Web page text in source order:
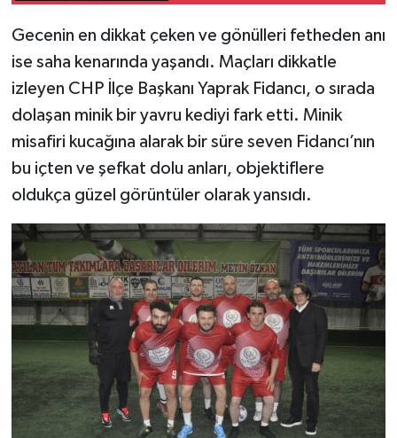
Gecenin en dikkat çeken ve gönülleri fetheden anı
ise saha kenarında yaşandı. Maçları dikkatle
izleyen CHP İlçe Başkanı Yaprak Fidancı, o sırada
dolaşan minik bir yavru kediyi fark etti. Minik
misafiri kucağına alarak bir süre seven Fidancı’nın
bu içten ve şefkat dolu anları, objektiflere
oldukça güzel görüntüler olarak yansıdı.